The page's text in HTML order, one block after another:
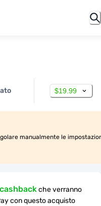
$19.99
manualmente le
che verranno
con questo acquisto